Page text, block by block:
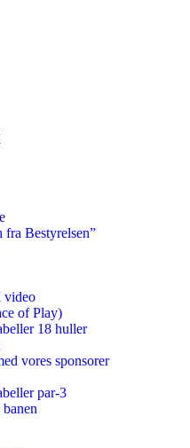
Bestyrelsen”
video
of Play)
18 huller
vores sponsorer
par-3